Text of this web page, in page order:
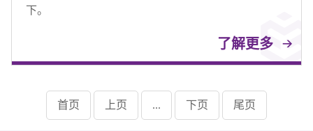
下。
了解更多
首页 上页 ... 下页 尾页